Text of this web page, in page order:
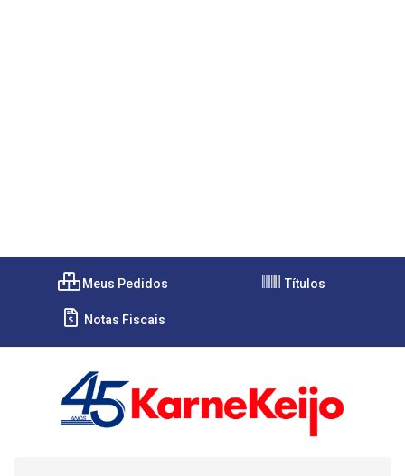
Meus Pedidos Títulos
Notas Fiscais